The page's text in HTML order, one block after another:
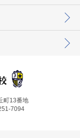
町13番地
7094